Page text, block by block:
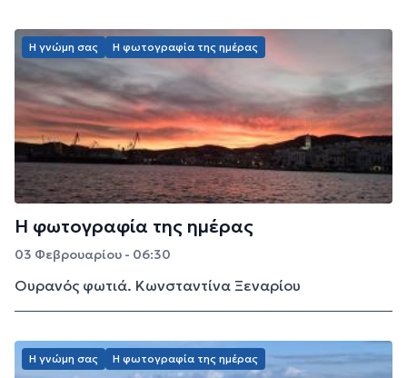
Η γνώμη σας Η φωτογραφία της ημέρας
Η φωτογραφία της ημέρας
03 Φεβρουαρίου - 06:30
Ουρανός φωτιά. Κωνσταντίνα Ξεναρίου
Η γνώμη σας Η φωτογραφία της ημέρας